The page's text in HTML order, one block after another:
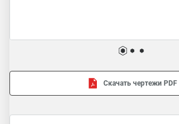
Скачать чертежи PDF